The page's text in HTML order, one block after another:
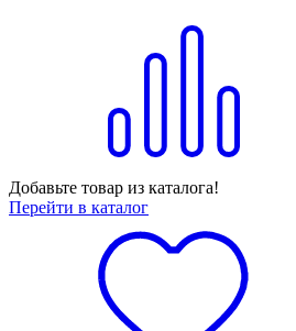
Добавьте товар из каталога!
Перейти в каталог